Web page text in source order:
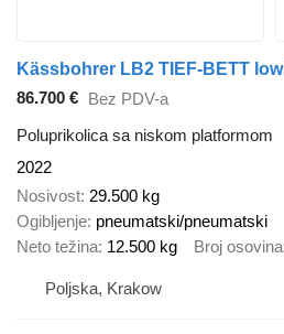
86.700 € Bez PDV-a
Poluprikolica sa niskom platformom
2022
Nosivost 29.500 kg
Ogibljenje pneumatski/pneumatski
Neto težina 12.500 kg Broj osovina
Poljska, Krakow